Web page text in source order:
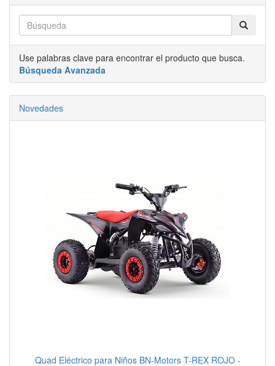
Use palabras clave para encontrar el producto que busca.
Búsqueda Avanzada
Novedades
Quad Eléctrico para Niños BN-Motors T-REX ROJO -